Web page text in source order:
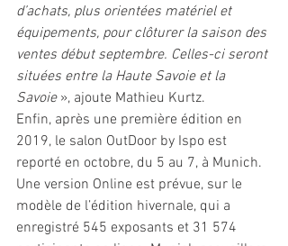
d’achats, plus orientées matériel et
équipements, pour clôturer la saison des
ventes début septembre. Celles-ci seront
situées entre la Haute Savoie et la
Savoie », ajoute Mathieu Kurtz.
Enfin, après une première édition en
2019, le salon OutDoor by Ispo est
reporté en octobre, du 5 au 7, à Munich.
Une version Online est prévue, sur le
modèle de l’édition hivernale, qui a
enregistré 545 exposants et 31 574